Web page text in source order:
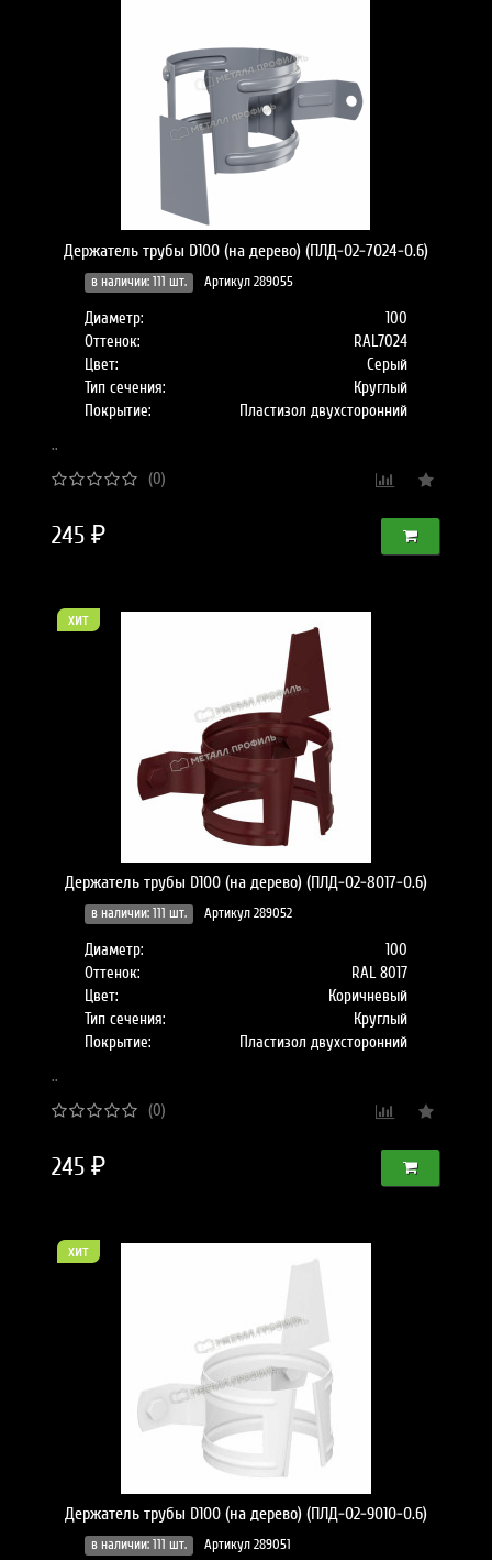
Держатель трубы D100 (на дерево) (ПЛД-02-7024-0.6)
в наличии: 111 шт. Артикул 289055
Диаметр:
100
Оттенок:
RAL7024
Цвет:
Серый
Тип сечения:
Круглый
Покрытие:
Пластизол двухсторонний
..
(0)
245 ₽
хит
Держатель трубы D100 (на дерево) (ПЛД-02-8017-0.6)
в наличии: 111 шт. Артикул 289052
Диаметр:
100
Оттенок:
RAL 8017
Цвет:
Коричневый
Тип сечения:
Круглый
Покрытие:
Пластизол двухсторонний
..
(0)
245 ₽
хит
Держатель трубы D100 (на дерево) (ПЛД-02-9010-0.6)
в наличии: 111 шт. Артикул 289051